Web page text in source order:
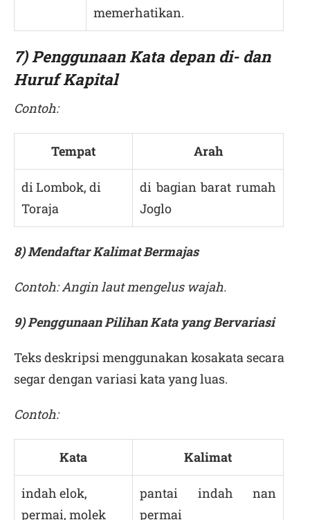
memerhatikan.
7) Penggunaan Kata depan di- dan
Huruf Kapital
Contoh:
Tempat Arah
di Lombok, di
Toraja
di bagian barat rumah
Joglo
8) Mendaftar Kalimat Bermajas
Contoh: Angin laut mengelus wajah.
9) Penggunaan Pilihan Kata yang Bervariasi
Teks deskripsi menggunakan kosakata secara
segar dengan variasi kata yang luas.
Contoh:
Kata Kalimat
indah elok,
permai, molek
pantai indah nan
permai